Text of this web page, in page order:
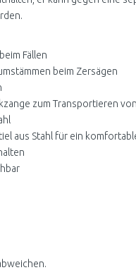
Fällen
beim Zersägen
zum Transportieren
aus Stahl für ein